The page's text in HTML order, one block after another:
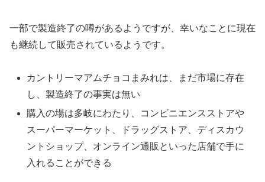
一部で製造終了の噂があるようですが、幸いなことに現在
も継続して販売されているようです。
カントリーマアムチョコまみれは、まだ市場に存在
し、製造終了の事実は無い
購入の場は多岐にわたり、コンビニエンスストアや
スーパーマーケット、ドラッグストア、ディスカウ
ントショップ、オンライン通販といった店舗で手に
入れることができる